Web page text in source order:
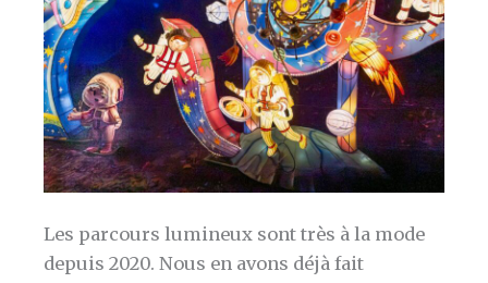
Les parcours lumineux sont très à la mode
depuis 2020. Nous en avons déjà fait